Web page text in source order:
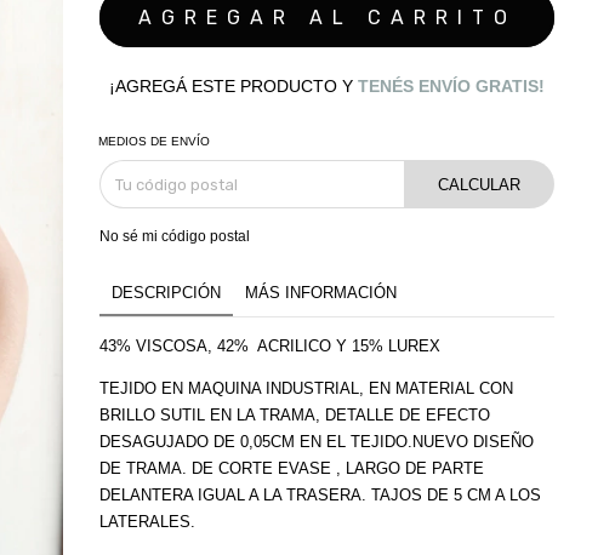
¡AGREGÁ ESTE PRODUCTO YTENÉS ENVÍO GRATIS!
MEDIOS DE ENVÍO
CALCULAR
No sé mi código postal
DESCRIPCIÓN MÁS INFORMACIÓN
43% VISCOSA, 42% ACRILICO Y 15% LUREX
TEJIDO EN MAQUINA INDUSTRIAL, EN MATERIAL CON
BRILLO SUTIL EN LA TRAMA, DETALLE DE EFECTO
DESAGUJADO DE 0,05CM EN EL TEJIDO.NUEVO DISEÑO
DE TRAMA. DE CORTE EVASE , LARGO DE PARTE
DELANTERA IGUAL A LA TRASERA. TAJOS DE 5 CM A LOS
LATERALES.